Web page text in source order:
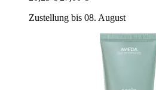
Zustellung bis 08. August